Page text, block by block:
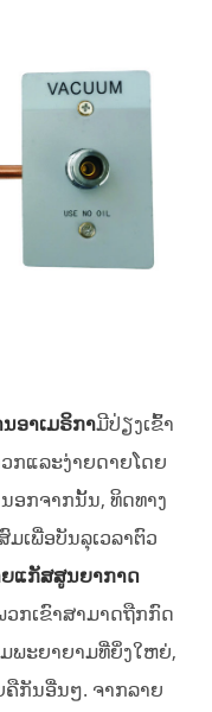
ອາເມຣິກາມີປ່ຽງເຂົ້າ
ກແລະງ່າຍດາຍໂດຍ
ອກຈາກນັ້ນ, ທິດທາງ
ເພື່ອບັນລຸເວລາຕົວ
ແກັສສູນຍາກາດ
ກເຂົາສາມາດຖືກກົດ
ພະຍາຍາມທີ່ຍິ່ງໃຫຍ່,
ຄືກັນອື່ນໆ. ຈາກລາຍ